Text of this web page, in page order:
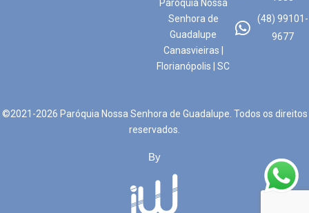
Paróquia Nossa
Senhora de
Guadalupe
Canasvieiras |
Florianópolis | SC
(48) 99101-
9677
©2021-2026 Paróquia Nossa Senhora de Guadalupe. Todos os direitos
reservados.
By